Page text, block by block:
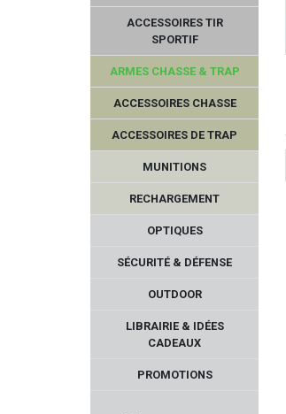
ACCESSOIRES TIR
SPORTIF
ARMES CHASSE & TRAP
ACCESSOIRES CHASSE
ACCESSOIRES DE TRAP
MUNITIONS
RECHARGEMENT
OPTIQUES
SÉCURITÉ & DÉFENSE
OUTDOOR
LIBRAIRIE & IDÉES
CADEAUX
PROMOTIONS